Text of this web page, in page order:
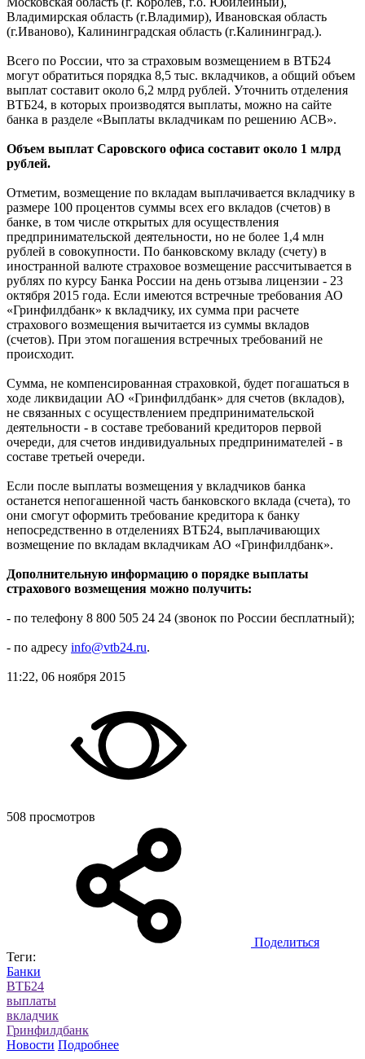
Владимирская область (г.Владимир), Ивановская область
(г.Иваново), Калининградская область (г.Калининград.).
Всего по России, что за страховым возмещением в ВТБ24
могут обратиться порядка 8,5 тыс. вкладчиков, а общий объем
выплат составит около 6,2 млрд рублей. Уточнить отделения
ВТБ24, в которых производятся выплаты, можно на сайте
банка в разделе «Выплаты вкладчикам по решению АСВ».
Объем выплат Саровского офиса составит около 1 млрд
рублей.
Отметим, возмещение по вкладам выплачивается вкладчику в
размере 100 процентов суммы всех его вкладов (счетов) в
банке, в том числе открытых для осуществления
предпринимательской деятельности, но не более 1,4 млн
рублей в совокупности. По банковскому вкладу (счету) в
иностранной валюте страховое возмещение рассчитывается в
рублях по курсу Банка России на день отзыва лицензии - 23
октября 2015 года. Если имеются встречные требования АО
«Гринфилдбанк» к вкладчику, их сумма при расчете
страхового возмещения вычитается из суммы вкладов
(счетов). При этом погашения встречных требований не
происходит.
Сумма, не компенсированная страховкой, будет погашаться в
ходе ликвидации АО «Гринфилдбанк» для счетов (вкладов),
не связанных с осуществлением предпринимательской
деятельности - в составе требований кредиторов первой
очереди, для счетов индивидуальных предпринимателей - в
составе третьей очереди.
Если после выплаты возмещения у вкладчиков банка
останется непогашенной часть банковского вклада (счета), то
они смогут оформить требование кредитора к банку
непосредственно в отделениях ВТБ24, выплачивающих
возмещение по вкладам вкладчикам АО «Гринфилдбанк».
Дополнительную информацию о порядке выплаты
страхового возмещения можно получить:
- по телефону 8 800 505 24 24 (звонок по России бесплатный);
- по адресу info@vtb24.ru.
11:22, 06 ноября 2015
508 просмотров
Поделиться
Теги:
Банки
ВТБ24
выплаты
вкладчик
Гринфилдбанк
Новости Подробнее